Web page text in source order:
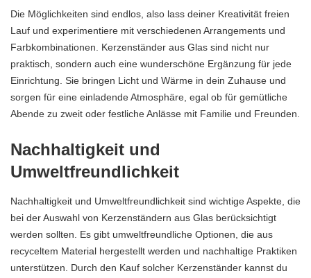
Die Möglichkeiten sind endlos, also lass deiner Kreativität freien
Lauf und experimentiere mit verschiedenen Arrangements und
Farbkombinationen. Kerzenständer aus Glas sind nicht nur
praktisch, sondern auch eine wunderschöne Ergänzung für jede
Einrichtung. Sie bringen Licht und Wärme in dein Zuhause und
sorgen für eine einladende Atmosphäre, egal ob für gemütliche
Abende zu zweit oder festliche Anlässe mit Familie und Freunden.
Nachhaltigkeit und
Umweltfreundlichkeit
Nachhaltigkeit und Umweltfreundlichkeit sind wichtige Aspekte, die
bei der Auswahl von Kerzenständern aus Glas berücksichtigt
werden sollten. Es gibt umweltfreundliche Optionen, die aus
recyceltem Material hergestellt werden und nachhaltige Praktiken
unterstützen. Durch den Kauf solcher Kerzenständer kannst du